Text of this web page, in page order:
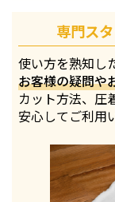
専門ス
使い方を熟知し
お客様の疑問や
カット方法、圧
安心してご利用